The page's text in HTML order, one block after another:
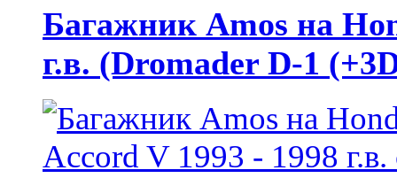
Багажник Amos на
г.в. (Dromader D-1